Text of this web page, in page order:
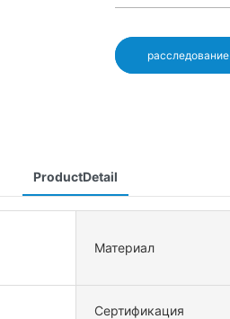
расследование
ProductDetail
Материал
Сертификация